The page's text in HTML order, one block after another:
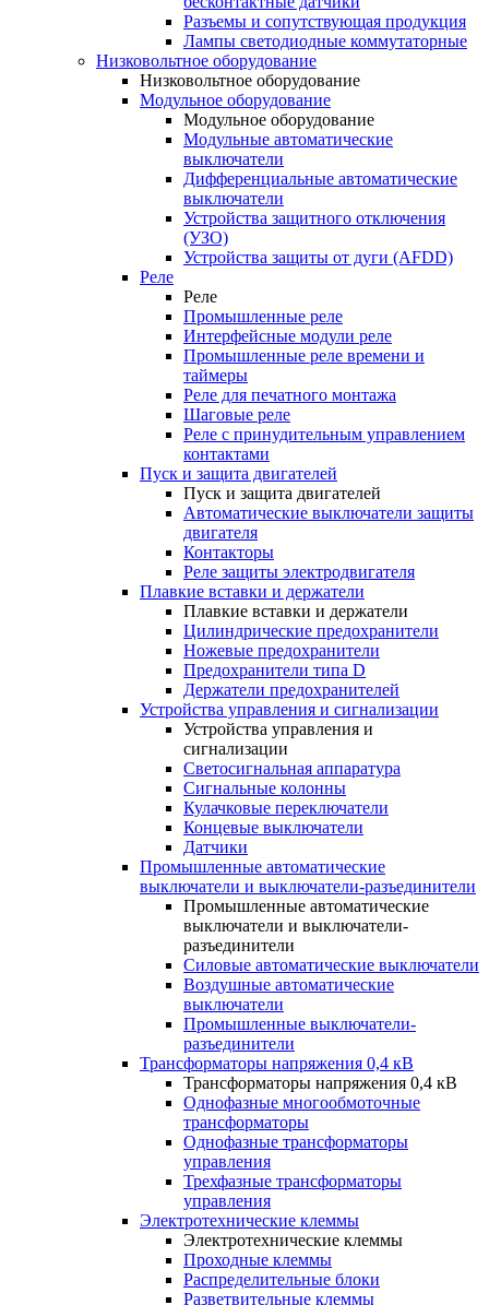
Разъемы и сопутствующая продукция
Лампы светодиодные коммутаторные
Низковольтное оборудование
Низковольтное оборудование
Модульное оборудование
Модульное оборудование
Модульные автоматические
выключатели
Дифференциальные автоматические
выключатели
Устройства защитного отключения
(УЗО)
Устройства защиты от дуги (AFDD)
Реле
Реле
Промышленные реле
Интерфейсные модули реле
Промышленные реле времени и
таймеры
Реле для печатного монтажа
Шаговые реле
Реле с принудительным управлением
контактами
Пуск и защита двигателей
Пуск и защита двигателей
Автоматические выключатели защиты
двигателя
Контакторы
Реле защиты электродвигателя
Плавкие вставки и держатели
Плавкие вставки и держатели
Цилиндрические предохранители
Ножевые предохранители
Предохранители типа D
Держатели предохранителей
Устройства управления и сигнализации
Устройства управления и
сигнализации
Светосигнальная аппаратура
Сигнальные колонны
Кулачковые переключатели
Концевые выключатели
Датчики
Промышленные автоматические
выключатели и выключатели-разъединители
Промышленные автоматические
выключатели и выключатели-
разъединители
Силовые автоматические выключатели
Воздушные автоматические
выключатели
Промышленные выключатели-
разъединители
Трансформаторы напряжения 0,4 кВ
Трансформаторы напряжения 0,4 кВ
Однофазные многообмоточные
трансформаторы
Однофазные трансформаторы
управления
Трехфазные трансформаторы
управления
Электротехнические клеммы
Электротехнические клеммы
Проходные клеммы
Распределительные блоки
Разветвительные клеммы